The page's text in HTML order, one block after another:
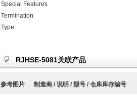
Special Features
Termination
Type
RJHSE-5081关联产品
参考图片 制造商 / 说明 / 型号 / 仓库库存编号